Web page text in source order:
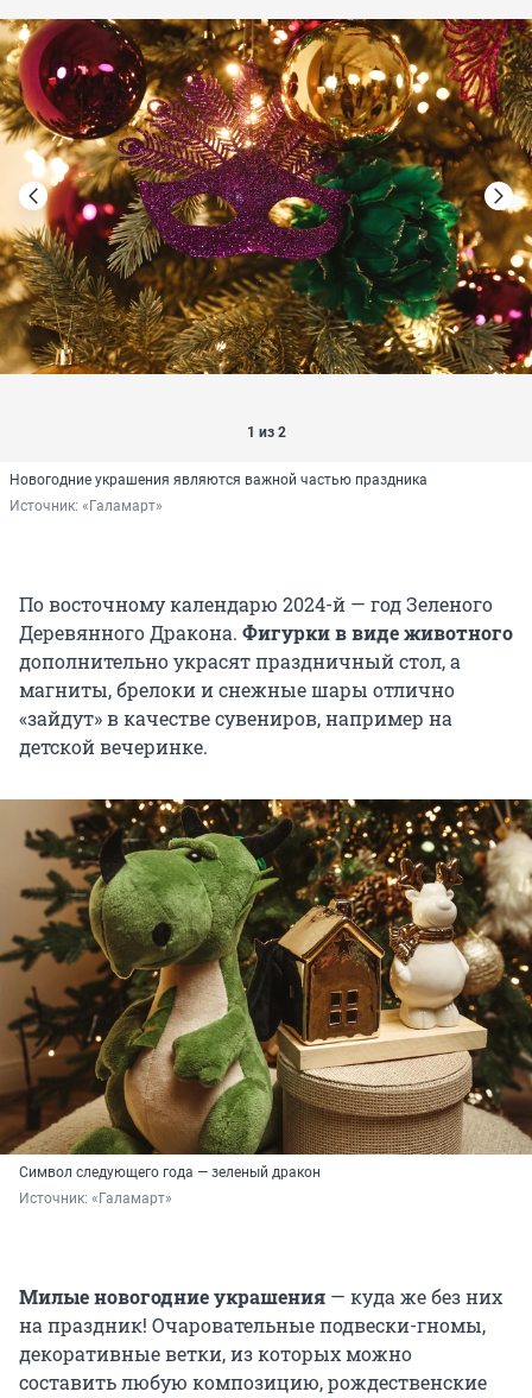
1 из 2
Новогодние украшения являются важной частью праздника
Источник: «Галамарт»
По восточному календарю 2024-й — год Зеленого
Деревянного Дракона. Фигурки в виде животного
дополнительно украсят праздничный стол, а
магниты, брелоки и снежные шары отлично
«зайдут» в качестве сувениров, например на
детской вечеринке.
Символ следующего года — зеленый дракон
Источник: «Галамарт»
Милые новогодние украшения — куда же без них
на праздник! Очаровательные подвески-гномы,
декоративные ветки, из которых можно
составить любую композицию, рождественские